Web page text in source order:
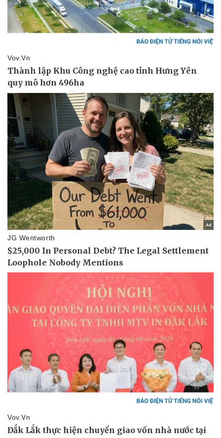
Thể thao
Lịch thi đấu bóng đá
Thế giới thể thao
eSports
Hậu trường
Ô tô - Xe máy
Ô tô
Xe máy
Tư vấn